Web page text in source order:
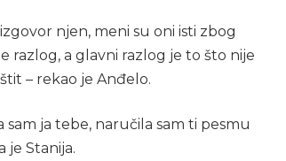
njen, meni su oni isti zbog
razlog, a glavni razlog je to što nije
– rekao je Anđelo.
ja tebe, naručila sam ti pesmu
je Stanija.